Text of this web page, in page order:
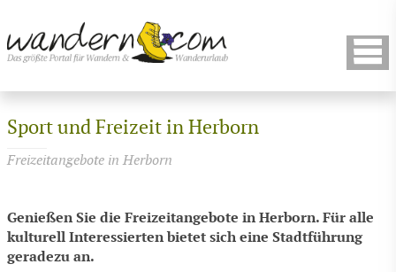
Sport und Freizeit in Herborn
Freizeitangebote in Herborn
Genießen Sie die Freizeitangebote in Herborn. Für alle
kulturell Interessierten bietet sich eine Stadtführung
geradezu an.